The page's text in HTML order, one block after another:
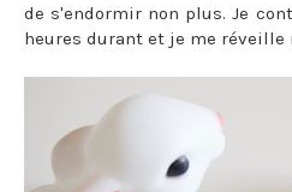
de s'endormir non plus. Je
heures durant et je me réveille